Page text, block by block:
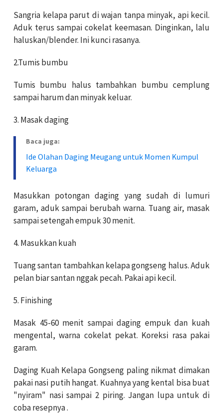
Sangria kelapa parut di wajan tanpa minyak, api kecil.
Aduk terus sampai cokelat keemasan. Dinginkan, lalu
haluskan/blender. Ini kunci rasanya.
2.Tumis bumbu
Tumis bumbu halus tambahkan bumbu cemplung
sampai harum dan minyak keluar.
3. Masak daging
Baca juga:
Ide Olahan Daging Meugang untuk Momen Kumpul
Keluarga
Masukkan potongan daging yang sudah di lumuri
garam, aduk sampai berubah warna. Tuang air, masak
sampai setengah empuk 30 menit.
4. Masukkan kuah
Tuang santan tambahkan kelapa gongseng halus. Aduk
pelan biar santan nggak pecah. Pakai api kecil.
5. Finishing
Masak 45-60 menit sampai daging empuk dan kuah
mengental, warna cokelat pekat. Koreksi rasa pakai
garam.
Daging Kuah Kelapa Gongseng paling nikmat dimakan
pakai nasi putih hangat. Kuahnya yang kental bisa buat
"nyiram" nasi sampai 2 piring. Jangan lupa untuk di
coba resepnya .